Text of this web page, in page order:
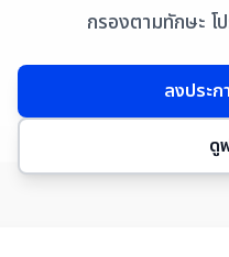
กรองตามทักษะ โ
ลงประก
ดู